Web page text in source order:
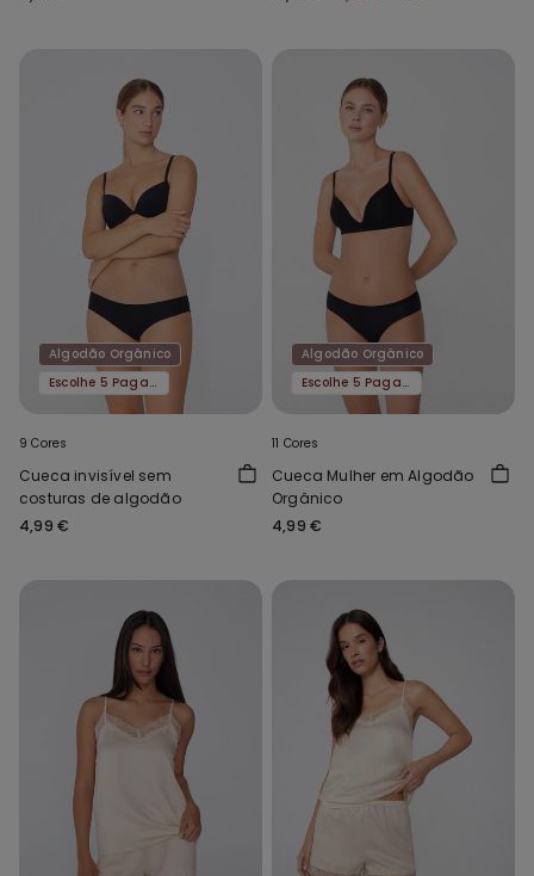
Algodão Orgânico
Escolhe 5 Paga 4
9 Cores
Cueca invisível sem
costuras de algodão
4,99 €
Algodão Orgânico
Escolhe 5 Paga 4
11 Cores
Cueca Mulher em Algodão
Orgânico
4,99 €